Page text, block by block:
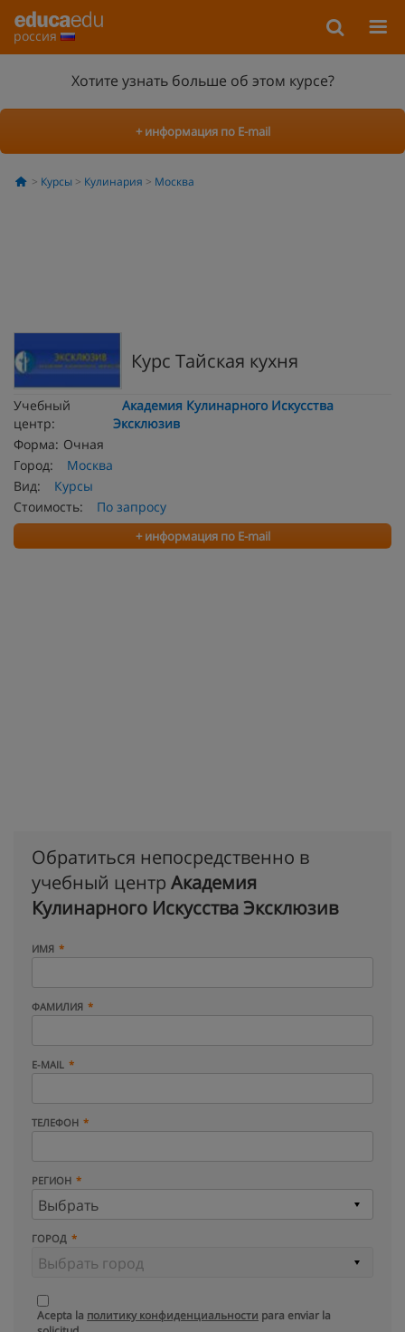
россия
Хотите узнать больше об этом курсе?
+ информация по E-mail
Курсы Кулинария Москва
Курс Тайская кухня
Учебный
центр:
Академия Кулинарного Искусства
Эксклюзив
Форма: Очная
Город:
Москва
Вид:
Курсы
Стоимость:
По запросу
+ информация по E-mail
Обратиться непосредственно в
учебный центр Академия
Кулинарного Искусства Эксклюзив
ИМЯ
ФАМИЛИЯ
E-MAIL
ТЕЛЕФОН
РЕГИОН
ГОРОД
Acepta la политику конфиденциальности para enviar la